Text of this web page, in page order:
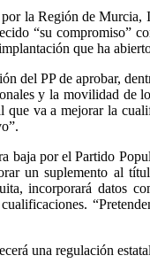
la Región de
“su compromiso”
que ha
del PP de aprobar,
y la movilidad de
va a mejorar la
baja por el Partido
un suplemento al
incorporará datos
una regulación